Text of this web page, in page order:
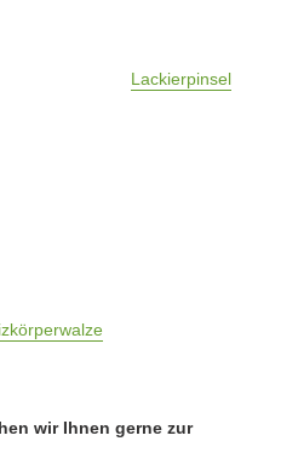
Lackierpinsel
wir Ihnen gerne zur